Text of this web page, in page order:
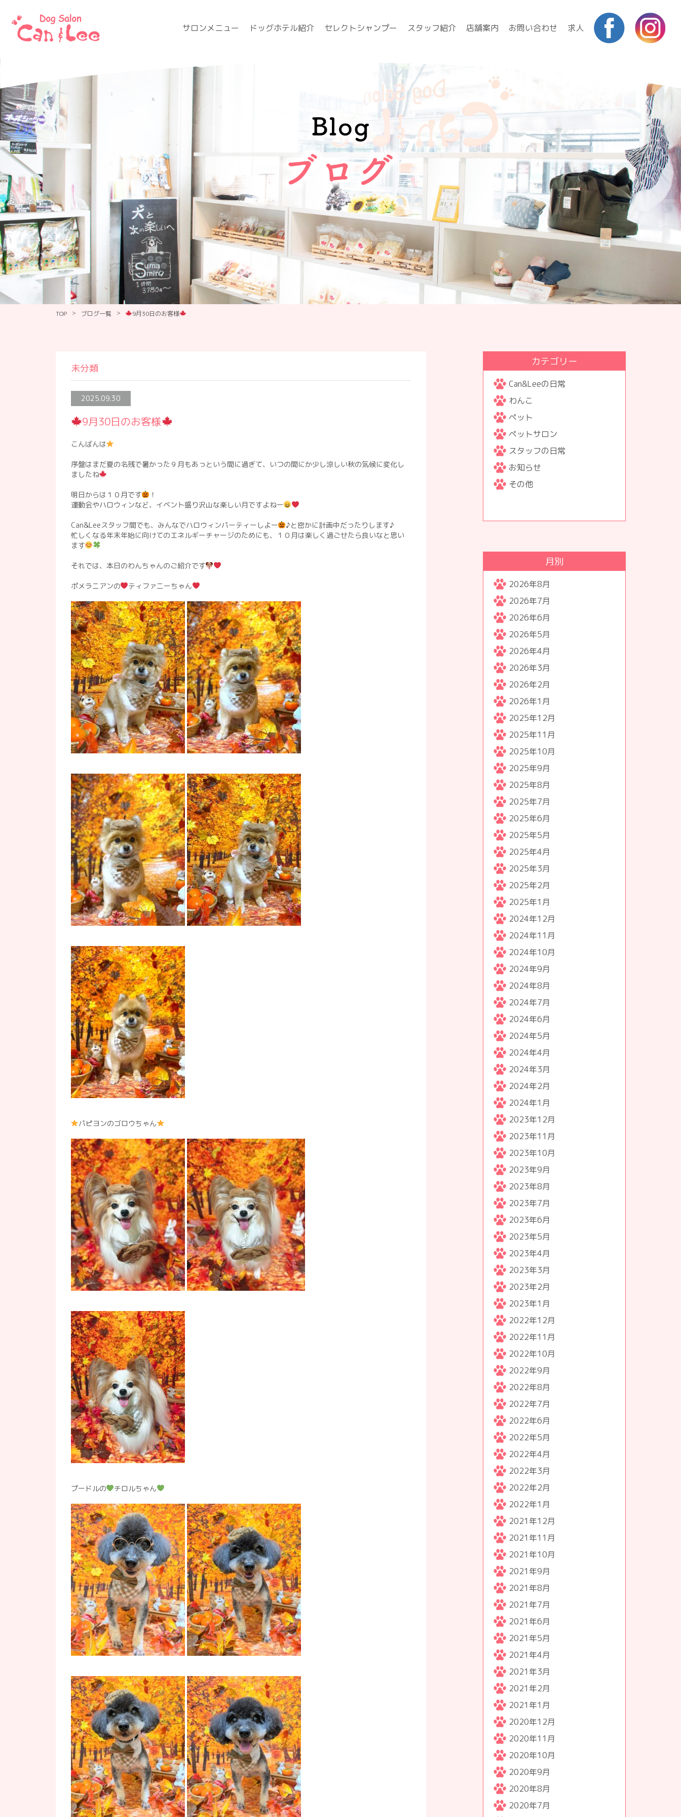
サロンメニュー ドッグホテル紹介 セレクトシャンプー スタッフ紹介 店舗案内 お問い合わせ 求人
TOP > ブログ一覧 > 9月30日のお客様
未分類
2025.09.30
9月30日のお客様
こんばんは
序盤はまだ夏の名残で暑かった９月もあっという間に過ぎて、いつの間にか少し涼しい秋の気候に変化し
ましたね
明日からは１０月です
！
運動会やハロウィンなど、イベント盛り沢山な楽しい月ですよねー
Can&Leeスタッフ間でも、みんなでハロウィンパーティーしよー
♪と密かに計画中だったりします♪
忙しくなる年末年始に向けてのエネルギーチャージのためにも、１０月は楽しく過ごせたら良いなと思い
ます
それでは、本日のわんちゃんのご紹介です
ポメラニアンの ティファニーちゃん
パピヨンのゴロウちゃん
プードルの チロルちゃん
カテゴリー
Can&Leeの日常
わんこ
ペット
ペットサロン
スタッフの日常
お知らせ
その他
月別
2026年8月
2026年7月
2026年6月
2026年5月
2026年4月
2026年3月
2026年2月
2026年1月
2025年12月
2025年11月
2025年10月
2025年9月
2025年8月
2025年7月
2025年6月
2025年5月
2025年4月
2025年3月
2025年2月
2025年1月
2024年12月
2024年11月
2024年10月
2024年9月
2024年8月
2024年7月
2024年6月
2024年5月
2024年4月
2024年3月
2024年2月
2024年1月
2023年12月
2023年11月
2023年10月
2023年9月
2023年8月
2023年7月
2023年6月
2023年5月
2023年4月
2023年3月
2023年2月
2023年1月
2022年12月
2022年11月
2022年10月
2022年9月
2022年8月
2022年7月
2022年6月
2022年5月
2022年4月
2022年3月
2022年2月
2022年1月
2021年12月
2021年11月
2021年10月
2021年9月
2021年8月
2021年7月
2021年6月
2021年5月
2021年4月
2021年3月
2021年2月
2021年1月
2020年12月
2020年11月
2020年10月
2020年9月
2020年8月
2020年7月